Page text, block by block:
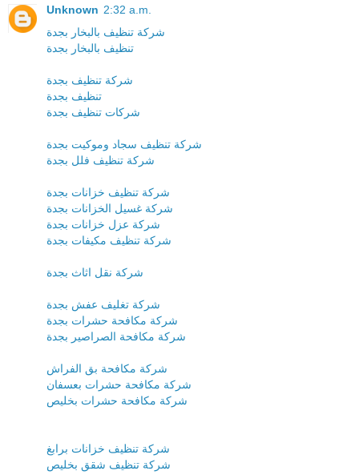
Unknown 2:32 a.m.
شركة تنظيف بالبخار بجدة
تنظيف بالبخار بجدة
شركة تنظيف بجدة
تنظيف بجدة
شركات تنظيف بجدة
شركة تنظيف سجاد وموكيت بجدة
شركة تنظيف فلل بجدة
شركة تنظيف خزانات بجدة
شركة غسيل الخزانات بجدة
شركة عزل خزانات بجدة
شركة تنظيف مكيفات بجدة
شركة نقل اثاث بجدة
شركة تغليف عفش بجدة
شركة مكافحة حشرات بجدة
شركة مكافحة الصراصير بجدة
شركة مكافحة بق الفراش
شركة مكافحة حشرات بعسفان
شركة مكافحة حشرات بخليص
شركة تنظيف خزانات برابغ
شركة تنظيف شقق بخليص